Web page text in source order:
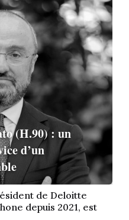
(H.90) : un
d’un
de Deloitte
depuis 2021, est